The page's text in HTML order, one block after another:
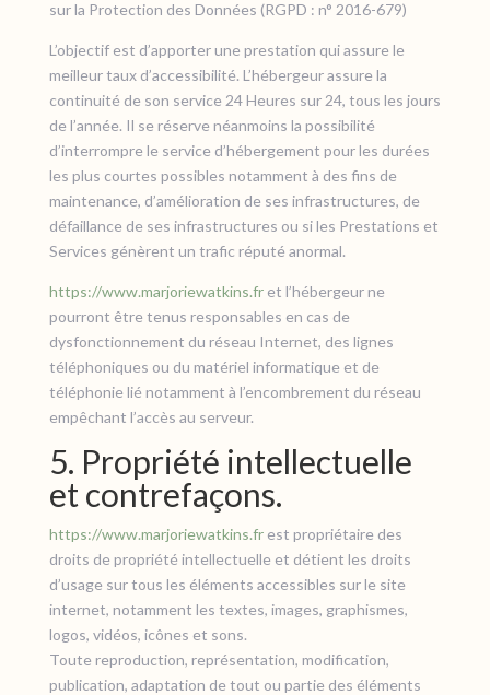
sur la Protection des Données (RGPD : n° 2016-679)
L’objectif est d’apporter une prestation qui assure le
meilleur taux d’accessibilité. L’hébergeur assure la
continuité de son service 24 Heures sur 24, tous les jours
de l’année. Il se réserve néanmoins la possibilité
d’interrompre le service d’hébergement pour les durées
les plus courtes possibles notamment à des fins de
maintenance, d’amélioration de ses infrastructures, de
défaillance de ses infrastructures ou si les Prestations et
Services génèrent un trafic réputé anormal.
https://www.marjoriewatkins.fret l’hébergeur ne
pourront être tenus responsables en cas de
dysfonctionnement du réseau Internet, des lignes
téléphoniques ou du matériel informatique et de
téléphonie lié notamment à l’encombrement du réseau
empêchant l’accès au serveur.
5. Propriété intellectuelle
et contrefaçons.
https://www.marjoriewatkins.frest propriétaire des
droits de propriété intellectuelle et détient les droits
d’usage sur tous les éléments accessibles sur le site
internet, notamment les textes, images, graphismes,
logos, vidéos, icônes et sons.
Toute reproduction, représentation, modification,
publication, adaptation de tout ou partie des éléments